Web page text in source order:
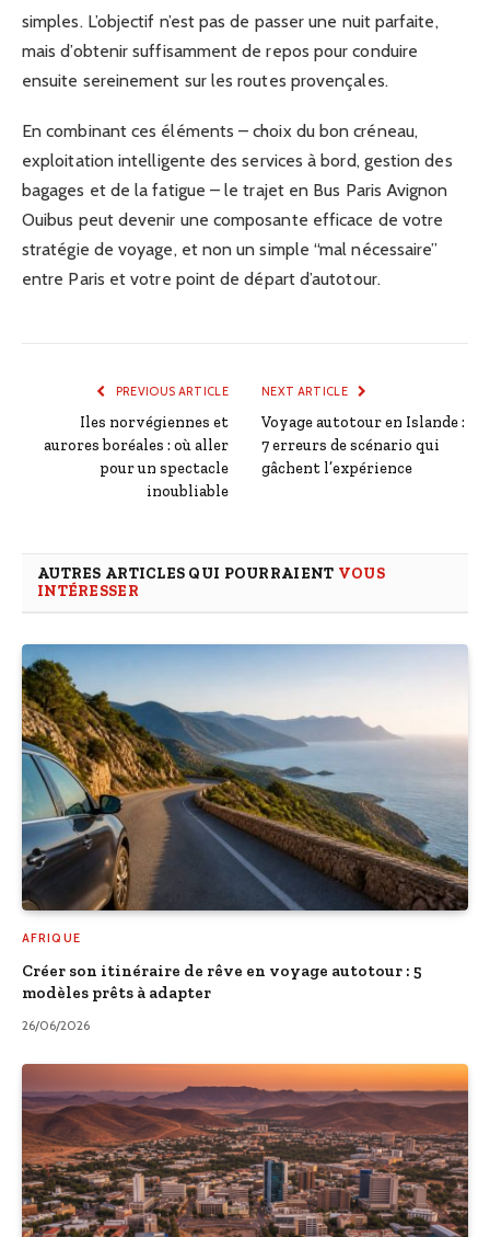
simples. L’objectif n’est pas de passer une nuit parfaite,
mais d’obtenir suffisamment de repos pour conduire
ensuite sereinement sur les routes provençales.
En combinant ces éléments – choix du bon créneau,
exploitation intelligente des services à bord, gestion des
bagages et de la fatigue – le trajet en Bus Paris Avignon
Ouibus peut devenir une composante efficace de votre
stratégie de voyage, et non un simple “mal nécessaire”
entre Paris et votre point de départ d’autotour.
PREVIOUS ARTICLE
Iles norvégiennes et
aurores boréales : où aller
pour un spectacle
inoubliable
NEXT ARTICLE
Voyage autotour en Islande :
7 erreurs de scénario qui
gâchent l’expérience
AUTRES ARTICLES QUI POURRAIENT VOUS
INTÉRESSER
AFRIQUE
Créer son itinéraire de rêve en voyage autotour : 5
modèles prêts à adapter
26/06/2026